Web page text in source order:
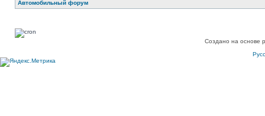
Автомобильный форум
Создано на основе